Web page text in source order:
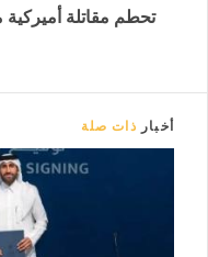
أخبار ذات صلة